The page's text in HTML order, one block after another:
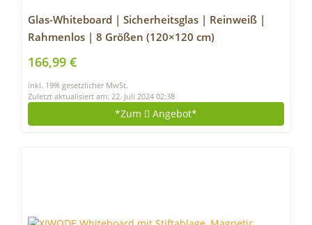
Glas-Whiteboard | Sicherheitsglas | Reinweiß |
Rahmenlos | 8 Größen (120×120 cm)
166,99 €
inkl. 19% gesetzlicher MwSt.
Zuletzt aktualisiert am: 22. Juli 2024 02:38
*Zum Angebot*